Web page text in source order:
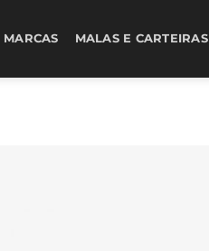
MARCAS MALAS E CARTEIRAS